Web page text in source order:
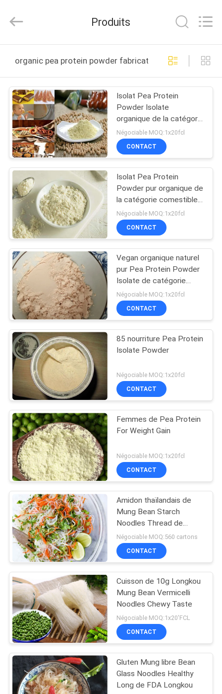
DES
PRODUITS
AU
SUJET
DE
NOUS
VISITE
D'USINE
CONTRÔLE
DE
QUALITÉ
CONTACTEZ-
NOUS
DEMANDEZ
UNE
CITATION
PLAN
DU
SITE
PRIVACY
POLICY
Rights
by
Produits
organic pea protein powder fabrication en ligne
Isolat Pea Protein
Powder Isolate
organique de la catégorie
comestible 65%
Négociable MOQ:1x20fcl
CONTACT
Isolat Pea Protein
Powder pur organique de
la catégorie comestible
72%
Négociable MOQ:1x20fcl
CONTACT
Vegan organique naturel
pur Pea Protein Powder
Isolate de catégorie
comestible
Négociable MOQ:1x20fcl
CONTACT
85 nourriture Pea Protein
Isolate Powder
Négociable MOQ:1x20fcl
CONTACT
Femmes de Pea Protein
For Weight Gain
Négociable MOQ:1x20fcl
CONTACT
Amidon thaïlandais de
Mung Bean Starch
Noodles Thread de
vermicellis instantanés
Négociable MOQ:560 cartons
CONTACT
Cuisson de 10g Longkou
Mung Bean Vermicelli
Noodles Chewy Taste
Négociable MOQ:1x20'FCL
CONTACT
Gluten Mung libre Bean
Glass Noodles Healthy
Long de FDA Longkou